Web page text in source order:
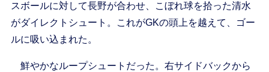
スボールに対して長野が合わせ、こぼれ球を拾った清水
がダイレクトシュート。これがGKの頭上を越えて、ゴー
ルに吸い込まれた。
鮮やかなループシュートだった。右サイドバックから